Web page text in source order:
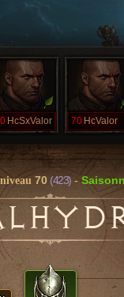
HcSxValor 70 HcValor
70 (423) -